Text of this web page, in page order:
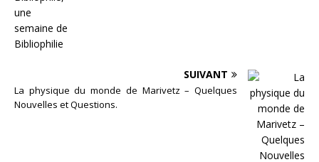
SUIVANT
La physique du monde de Marivetz – Quelques
Nouvelles et Questions.